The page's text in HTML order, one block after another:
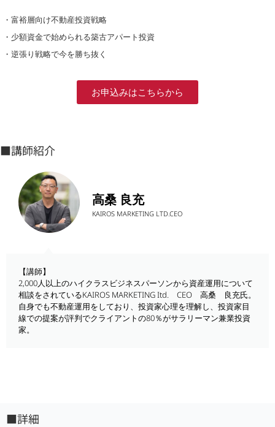
・富裕層向け不動産投資戦略
・少額資金で始められる築古アパート投資
・逆張り戦略で今を勝ち抜く
お申込みはこちらから
■講師紹介
【講師】
2,000人以上のハイクラスビジネスパーソンから資産運用について
相談をされているKAIROS MARKETING Itd. CEO 高桑 良充氏。
自身でも不動産運用をしており、投資家心理を理解し、投資家目
線での提案が評判でクライアントの80％がサラリーマン兼業投資
家。
高桑 良充
KAIROS MARKETING LTD.CEO
■詳細